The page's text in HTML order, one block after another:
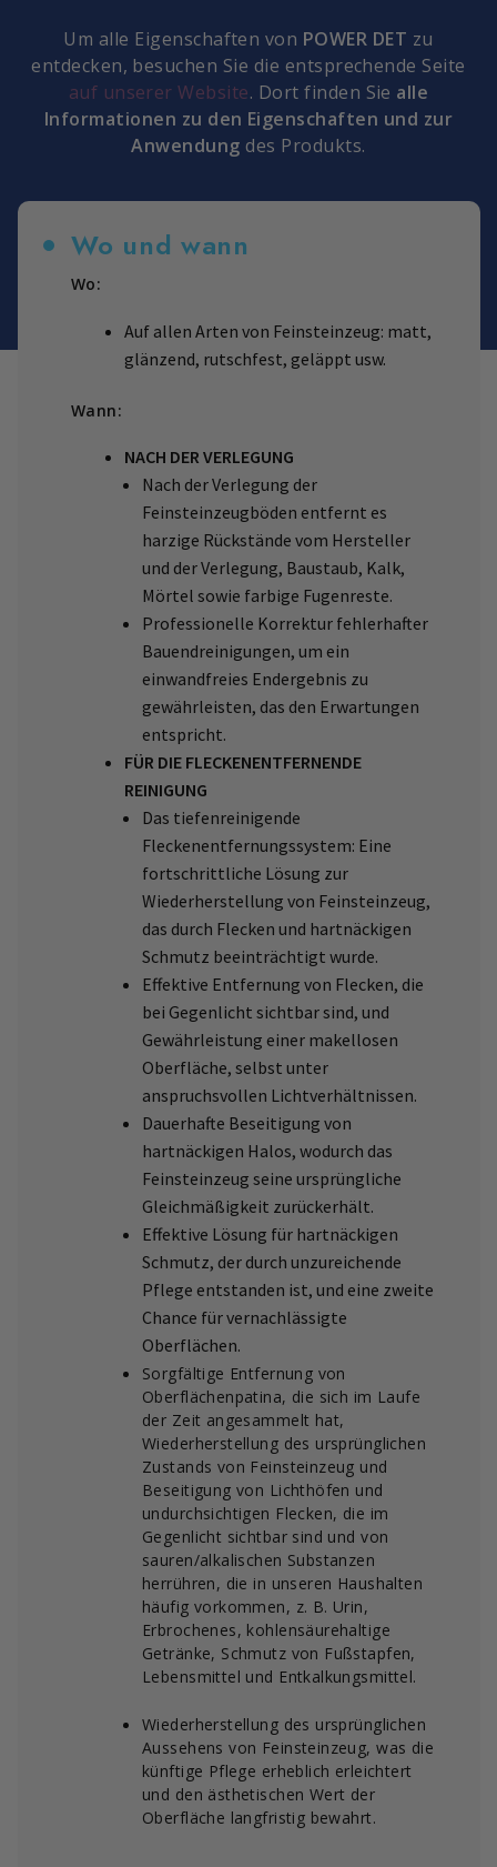
Um alle Eigenschaften von POWER DET zu
entdecken, besuchen Sie die entsprechende Seite
auf unserer Website. Dort finden Sie alle
Informationen zu den Eigenschaften und zur
Anwendung des Produkts.
Wo und wann
Wo:
Auf allen Arten von Feinsteinzeug: matt,
glänzend, rutschfest, geläppt usw.
Wann:
NACH DER VERLEGUNG
Nach der Verlegung der
Feinsteinzeugböden entfernt es
harzige Rückstände vom Hersteller
und der Verlegung, Baustaub, Kalk,
Mörtel sowie farbige Fugenreste.
Professionelle Korrektur fehlerhafter
Bauendreinigungen, um ein
einwandfreies Endergebnis zu
gewährleisten, das den Erwartungen
entspricht.
FÜR DIE FLECKENENTFERNENDE
REINIGUNG
Das tiefenreinigende
Fleckenentfernungssystem: Eine
fortschrittliche Lösung zur
Wiederherstellung von Feinsteinzeug,
das durch Flecken und hartnäckigen
Schmutz beeinträchtigt wurde.
Effektive Entfernung von Flecken, die
bei Gegenlicht sichtbar sind, und
Gewährleistung einer makellosen
Oberfläche, selbst unter
anspruchsvollen Lichtverhältnissen.
Dauerhafte Beseitigung von
hartnäckigen Halos, wodurch das
Feinsteinzeug seine ursprüngliche
Gleichmäßigkeit zurückerhält.
Effektive Lösung für hartnäckigen
Schmutz, der durch unzureichende
Pflege entstanden ist, und eine zweite
Chance für vernachlässigte
Oberflächen.
Sorgfältige Entfernung von
Oberflächenpatina, die sich im Laufe
der Zeit angesammelt hat,
Wiederherstellung des ursprünglichen
Zustands von Feinsteinzeug und
Beseitigung von Lichthöfen und
undurchsichtigen Flecken, die im
Gegenlicht sichtbar sind und von
sauren/alkalischen Substanzen
herrühren, die in unseren Haushalten
häufig vorkommen, z. B. Urin,
Erbrochenes, kohlensäurehaltige
Getränke, Schmutz von Fußstapfen,
Lebensmittel und Entkalkungsmittel.
Wiederherstellung des ursprünglichen
Aussehens von Feinsteinzeug, was die
künftige Pflege erheblich erleichtert
und den ästhetischen Wert der
Oberfläche langfristig bewahrt.